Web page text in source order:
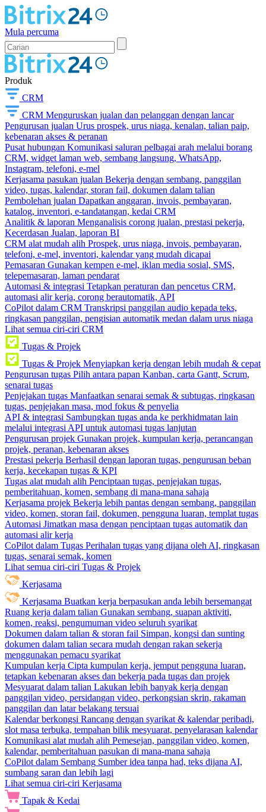
Mula percuma
Produk
CRM
CRM Menguruskan jualan dan pelanggan dengan lancar
Pengurusan jualan Urus prospek, urus niaga, kenalan, talian paip,
kebenaran akses & peranan
Pusat hubungan Komunikasi saluran pelbagai arah melalui borang
CRM, widget laman web, sembang langsung, WhatsApp,
Instagram, telefoni, e-mel
Kerjasama pasukan jualan Bekerja dengan sembang, panggilan
video, tugas, kalendar, storan fail, dokumen dalam talian
Pembolehan jualan Dapatkan anggaran, invois, pembayaran,
katalog, inventori, e-tandatangan, kedai CRM
Analitik & laporan Menganalisis corong jualan, prestasi pekerja,
Kecerdasan Jualan, laporan BI
CRM alat mudah alih Prospek, urus niaga, invois, pembayaran,
telefoni, e-mel, inventori, kalendar yang mudah dicapai
Pemasaran Gunakan kempen e-mel, iklan media sosial, SMS,
telepemasaran, laman pendarat
Automasi & integrasi Tetapkan peraturan dan pencetus CRM,
automasi alir kerja, corong berautomatik, API
CoPilot dalam CRM Transkripsi panggilan audio kepada teks,
ringkasan panggilan, pengisian automatik medan dalam urus niaga
Lihat semua ciri-ciri CRM
Tugas & Projek
Tugas & Projek Menyiapkan kerja dengan lebih mudah & cepat
Pengurusan tugas Pilih antara papan Kanban, carta Gantt, Scrum,
senarai tugas
Penjejakan tugas Manfaatkan senarai semak & subtugas, ringkasan
tugas, penjejakan masa, mod fokus & penyelia
API & integrasi Sambungkan tugas anda ke perkhidmatan lain
melalui integrasi API untuk automasi tugas lanjutan
Pengurusan projek Gunakan projek, kumpulan kerja, perancangan
projek, peranan, kebenaran akses
Prestasi pekerja Berhasil dengan laporan tugas, pengurusan beban
kerja, kecekapan tugas & KPI
Tugas alat mudah alih Penciptaan tugas, penjejakan tugas,
pemberitahuan, komen, sembang di mana-mana sahaja
Kerjasama projek Bekerja lebih pantas dengan sembang, panggilan
video, komen, storan fail, dokumen, pengguna luaran, templat tugas
Automasi Jimatkan masa dengan penciptaan tugas automatik dan
automasi alir kerja
CoPilot dalam Tugas Perihalan tugas yang dijana oleh AI, ringkasan
tugas, senarai semak, komen
Lihat semua ciri-ciri Tugas & Projek
Kerjasama
Kerjasama Buatkan kerja berpasukan anda lebih bersemangat
Ruang kerja dalam talian Gunakan sembang, suapan aktiviti,
komen, reaksi, pengumuman video seluruh syarikat
Dokumen dalam talian & storan fail Simpan, kongsi dan sunting
dokumen dalam talian secara mudah dengan rakan sekerja
menggunakan pemacu syarikat
Kumpulan kerja Cipta kumpulan kerja, jemput pengguna luaran,
tetapkan kebenaran akses dan bekerja pada tugas dan projek
Mesyuarat dalam talian Lakukan lebih banyak kerja dengan
panggilan video, persidangan video, perkongsian skrin, rakaman
panggilan dan latar belakang tersuai
Kalendar berkongsi Rancang dengan syarikat & kalendar peribadi,
slot masa terbuka, tempahan bilik mesyuarat, penyelarasan kalendar
Komunikasi alat mudah alih Pemesejan, panggilan video, komen,
kalendar, pemberitahuan pasukan di mana-mana sahaja
CoPilot dalam Sembang Sumber idea tanpa had, teks dijana AI,
sumbang saran dan lebih lagi
Lihat semua ciri-ciri Kerjasama
Tapak & Kedai